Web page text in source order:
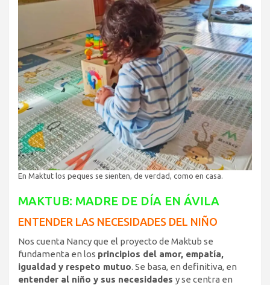
En Maktut los peques se sienten, de verdad, como en casa.
MAKTUB: MADRE DE DÍA EN ÁVILA
ENTENDER LAS NECESIDADES DEL NIÑO
Nos cuenta Nancy que el proyecto de Maktub se
fundamenta en los principios del amor, empatía,
igualdad y respeto mutuo. Se basa, en definitiva, en
entender al niño y sus necesidades y se centra en